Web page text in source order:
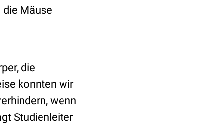
Mäuse
die
konnten wir
wenn
Studienleiter